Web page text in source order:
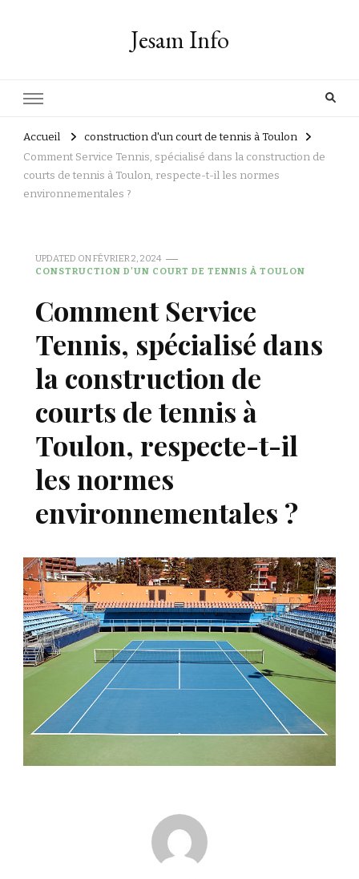
Jesam Info
Accueil
construction d'un court de tennis à Toulon
Comment Service Tennis, spécialisé dans la construction de
courts de tennis à Toulon, respecte-t-il les normes
environnementales ?
UPDATED ONFÉVRIER 2, 2024
CONSTRUCTION D'UN COURT DE TENNIS À TOULON
Comment Service
Tennis, spécialisé dans
la construction de
courts de tennis à
Toulon, respecte-t-il
les normes
environnementales ?